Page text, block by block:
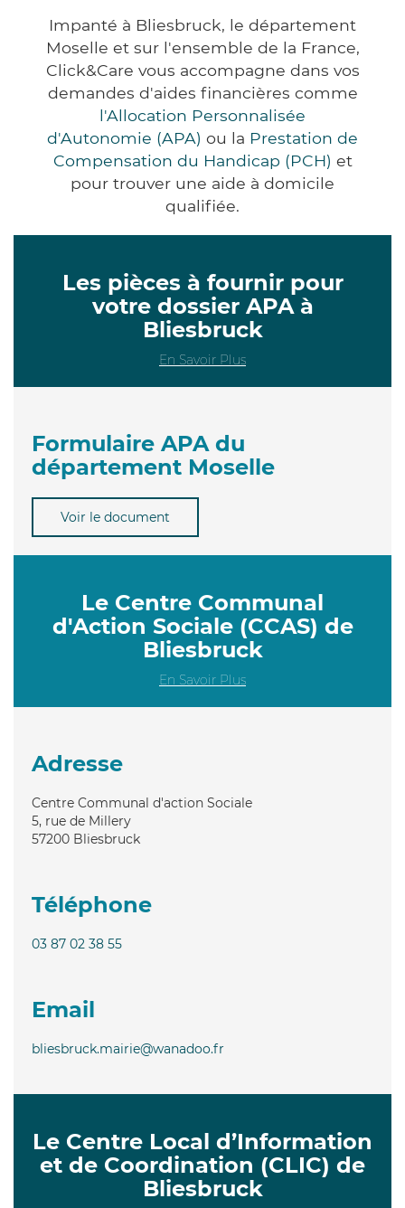
Impanté à Bliesbruck, le département
Moselle et sur l'ensemble de la France,
Click&Care vous accompagne dans vos
demandes d'aides financières comme
l'Allocation Personnalisée
d'Autonomie (APA) ou la Prestation de
Compensation du Handicap (PCH) et
pour trouver une aide à domicile
qualifiée.
Les pièces à fournir pour
votre dossier APA à
Bliesbruck
En Savoir Plus
Formulaire APA du
département Moselle
Voir le document
Le Centre Communal
d'Action Sociale (CCAS) de
Bliesbruck
En Savoir Plus
Adresse
Centre Communal d'action Sociale
5, rue de Millery
57200 Bliesbruck
Téléphone
03 87 02 38 55
Email
bliesbruck.mairie@wanadoo.fr
Le Centre Local d’Information
et de Coordination (CLIC) de
Bliesbruck